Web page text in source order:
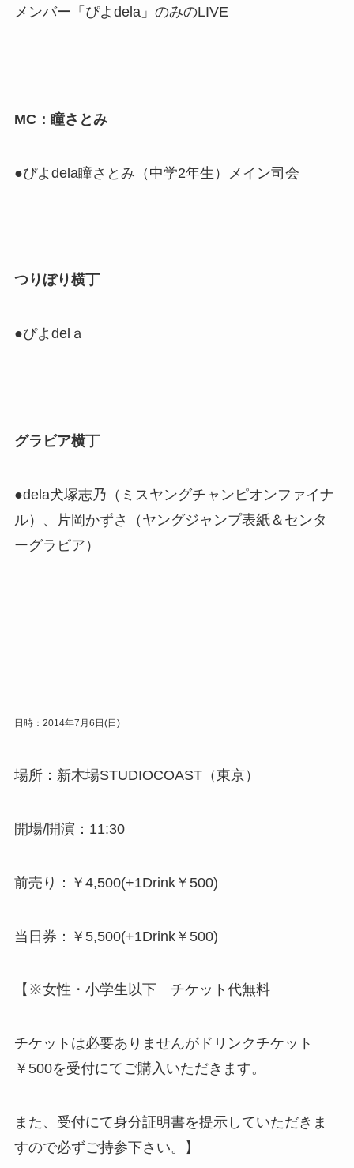
メンバー「ぴよdela」のみのLIVE
MC：瞳さとみ
●ぴよdela瞳さとみ（中学2年生）メイン司会
つりぼり横丁
●ぴよdelａ
グラビア横丁
●dela犬塚志乃（ミスヤングチャンピオンファイナ
ル）、片岡かずさ（ヤングジャンプ表紙＆センタ
ーグラビア）
日時：2014年7月6日(日)
場所：新木場STUDIOCOAST（東京）
開場/開演：11:30
前売り：￥4,500(+1Drink￥500)
当日券：￥5,500(+1Drink￥500)
【※女性・小学生以下 チケット代無料
チケットは必要ありませんがドリンクチケット
￥500を受付にてご購入いただきます。
また、受付にて身分証明書を提示していただきま
すので必ずご持参下さい。】